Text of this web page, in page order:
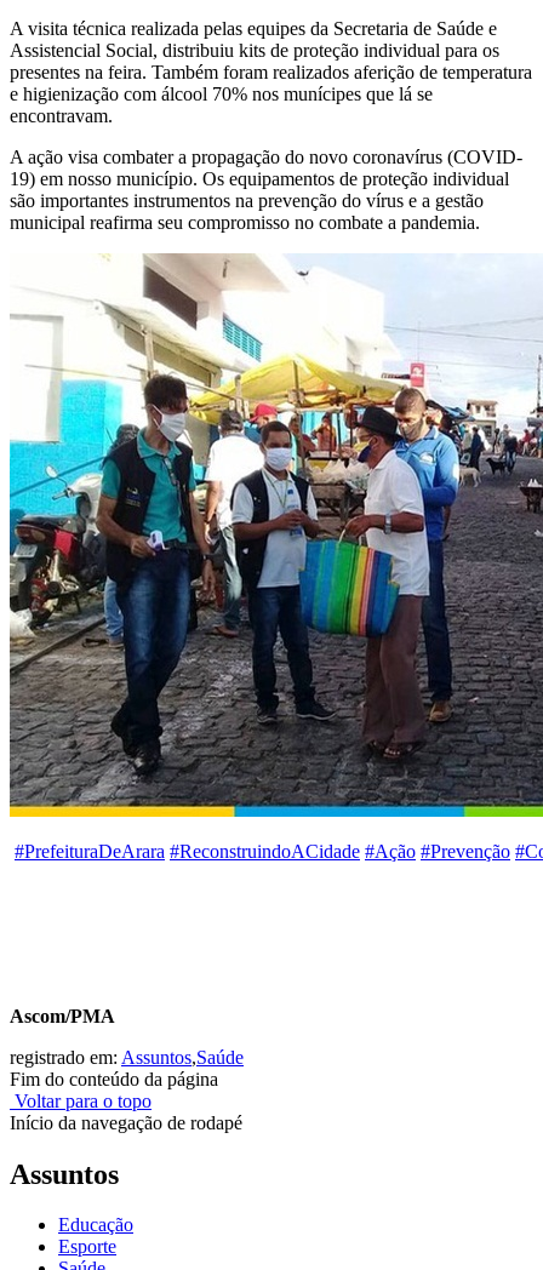
A visita técnica realizada pelas equipes da Secretaria de Saúde e
Assistencial Social, distribuiu kits de proteção individual para os
presentes na feira. Também foram realizados aferição de temperatura
e higienização com álcool 70% nos munícipes que lá se
encontravam.
A ação visa combater a propagação do novo coronavírus (COVID-
19) em nosso município. Os equipamentos de proteção individual
são importantes instrumentos na prevenção do vírus e a gestão
municipal reafirma seu compromisso no combate a pandemia.
#PrefeituraDeArara #ReconstruindoACidade #Ação #Prevenção #
Ascom/PMA
registrado em: Assuntos,Saúde
Fim do conteúdo da página
Voltar para o topo
Início da navegação de rodapé
Assuntos
Educação
Esporte